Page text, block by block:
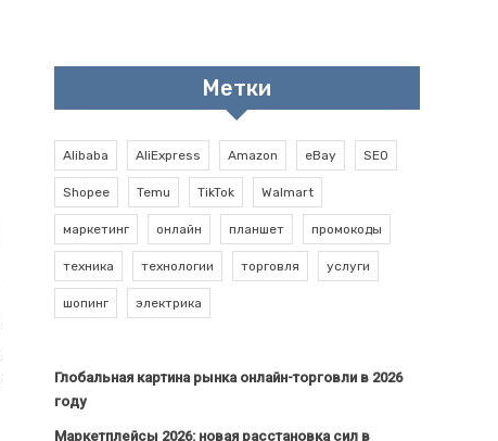
Метки
Alibaba AliExpress Amazon eBay SEO
Shopee Temu TikTok Walmart
маркетинг онлайн планшет промокоды
техника технологии торговля услуги
шопинг электрика
Глобальная картина рынка онлайн-торговли в 2026
году
Маркетплейсы 2026: новая расстановка сил в